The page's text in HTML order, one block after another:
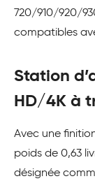
720/910/920/
compatibles
Station
HD/4K à
Avec une
poids de 0,63
désignée